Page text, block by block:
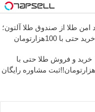
خرید امن طلا از صندوق طلا آلتون؛
خرید حتی با 100هزارتومان
خرید و فروش طلا حتی با